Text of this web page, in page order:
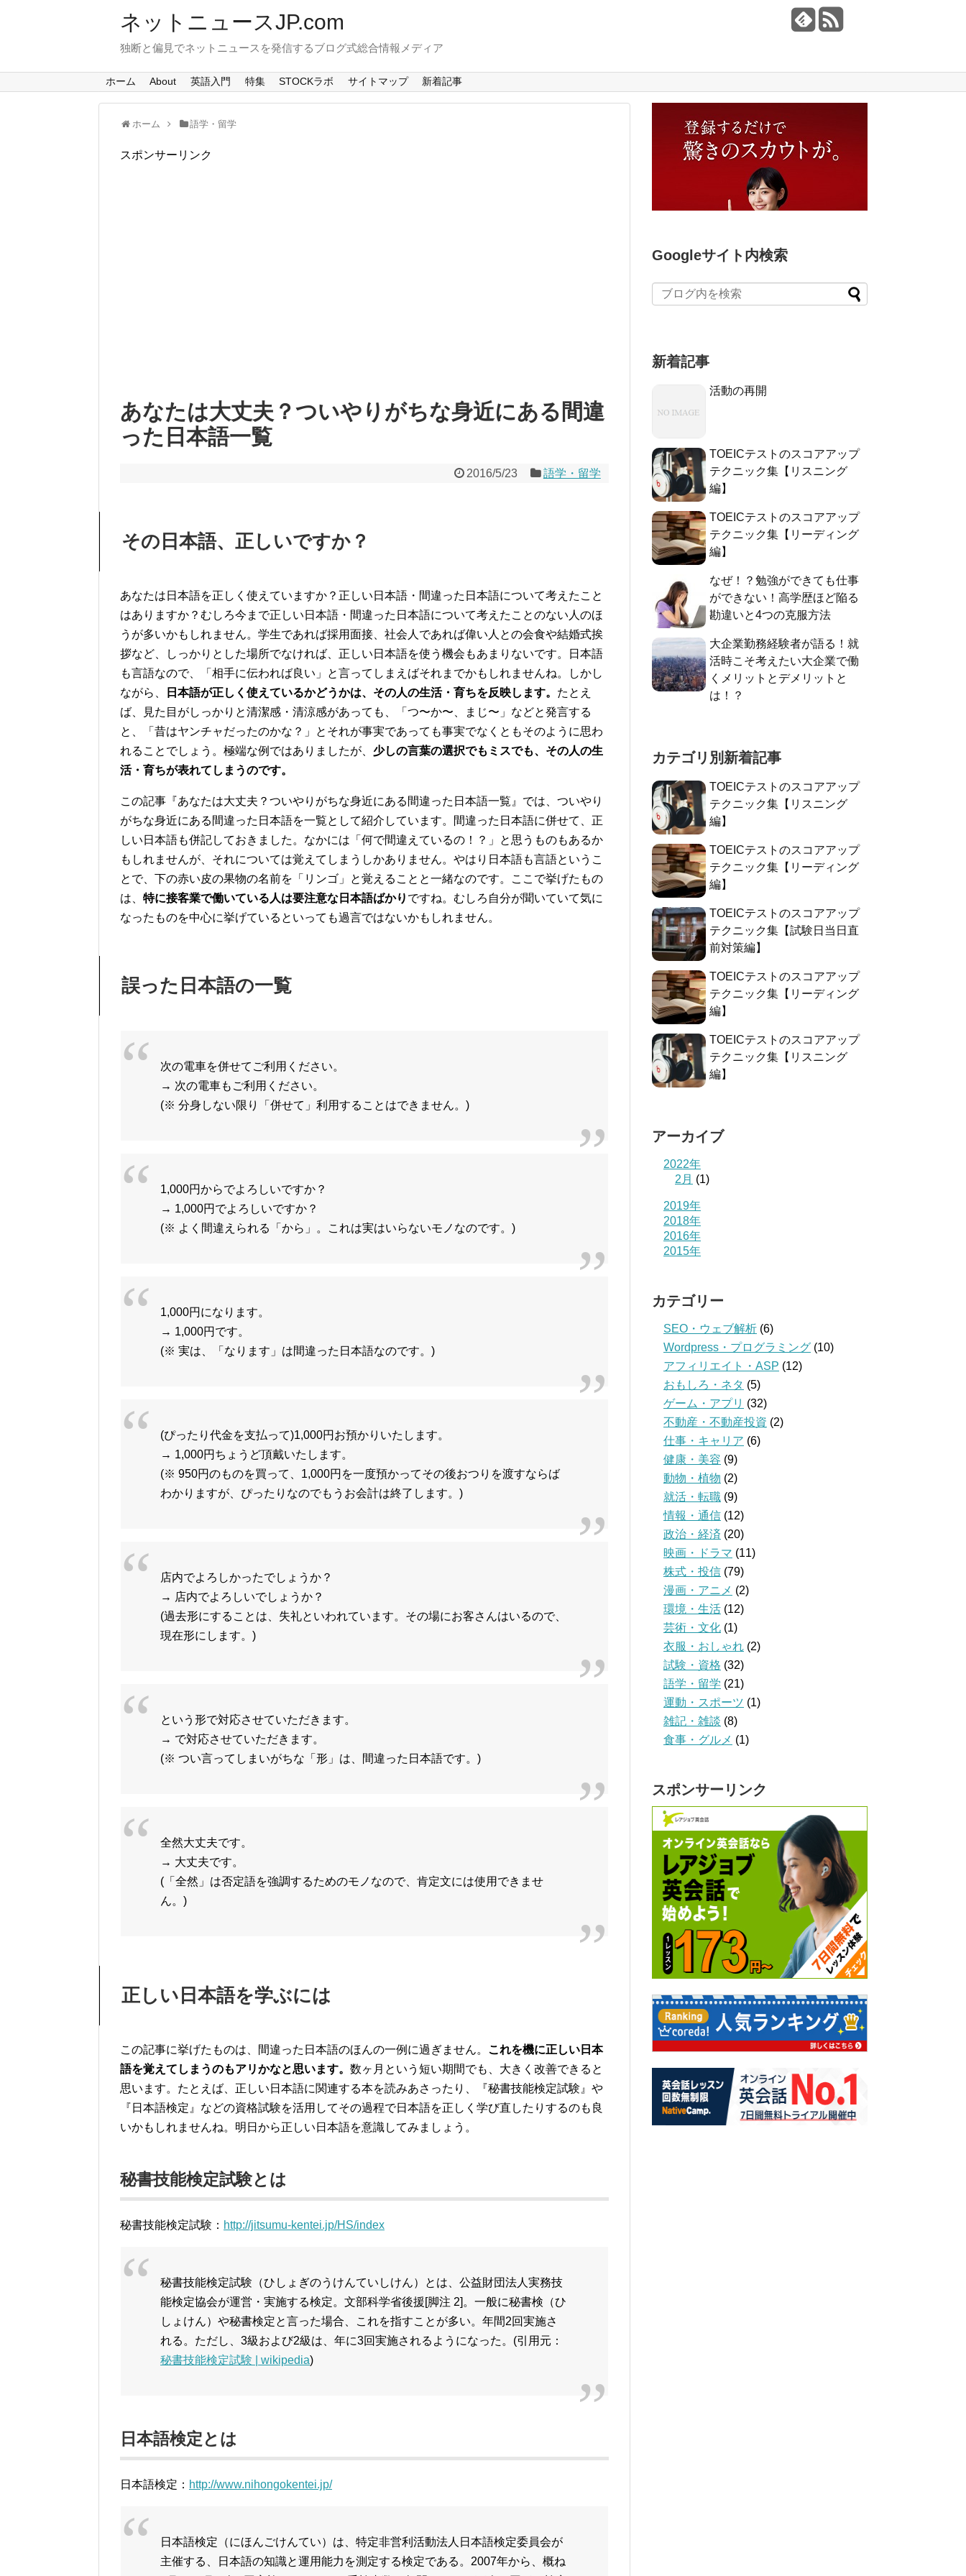
ネットニュースJP.com
独断と偏見でネットニュースを発信するブログ式総合情報メディア
ホーム About 英語入門 特集 STOCKラボ サイトマップ 新着記事
ホーム 語学・留学
スポンサーリンク
あなたは大丈夫？ついやりがちな身近にある間違
った日本語一覧
2016/5/23 語学・留学
その日本語、正しいですか？
あなたは日本語を正しく使えていますか？正しい日本語・間違った日本語について考えたこと
はありますか？むしろ今まで正しい日本語・間違った日本語について考えたことのない人のほ
うが多いかもしれません。学生であれば採用面接、社会人であれば偉い人との会食や結婚式挨
拶など、しっかりとした場所でなければ、正しい日本語を使う機会もあまりないです。日本語
も言語なので、「相手に伝われば良い」と言ってしまえばそれまでかもしれませんね。しかし
ながら、
日本語が正しく使えているかどうかは、その人の生活・育ちを反映します。 たとえ
ば、見た目がしっかりと清潔感・清涼感があっても、「つ〜か〜、まじ〜」などと発言する
と、「昔はヤンチャだったのかな？」とそれが事実であっても事実でなくともそのように思わ
れることでしょう。極端な例ではありましたが、 少しの言葉の選択でもミスでも、その人の生
活・育ちが表れてしまうのです。
この記事『あなたは大丈夫？ついやりがちな身近にある間違った日本語一覧』では、ついやり
がちな身近にある間違った日本語を一覧として紹介しています。間違った日本語に併せて、正
しい日本語も併記しておきました。なかには「何で間違えているの！？」と思うものもあるか
もしれませんが、それについては覚えてしまうしかありません。やはり日本語も言語というこ
とで、下の赤い皮の果物の名前を「リンゴ」と覚えることと一緒なのです。ここで挙げたもの
は、 特に接客業で働いている人は要注意な日本語ばかり ですね。むしろ自分が聞いていて気に
なったものを中心に挙げているといっても過言ではないかもしれません。
誤った日本語の一覧
次の電車を併せてご利用ください。
→ 次の電車もご利用ください。
(※ 分身しない限り「併せて」利用することはできません。)
1,000円からでよろしいですか？
→ 1,000円でよろしいですか？
(※ よく間違えられる「から」。これは実はいらないモノなのです。)
1,000円になります。
→ 1,000円です。
(※ 実は、「なります」は間違った日本語なのです。)
(ぴったり代金を支払って)1,000円お預かりいたします。
→ 1,000円ちょうど頂戴いたします。
(※ 950円のものを買って、1,000円を一度預かってその後おつりを渡すならば
わかりますが、ぴったりなのでもうお会計は終了します。)
店内でよろしかったでしょうか？
→ 店内でよろしいでしょうか？
(過去形にすることは、失礼といわれています。その場にお客さんはいるので、
現在形にします。)
という形で対応させていただきます。
→ で対応させていただきます。
(※ つい言ってしまいがちな「形」は、間違った日本語です。)
全然大丈夫です。
→ 大丈夫です。
(「全然」は否定語を強調するためのモノなので、肯定文には使用できませ
ん。)
正しい日本語を学ぶには
この記事に挙げたものは、間違った日本語のほんの一例に過ぎません。 これを機に正しい日本
語を覚えてしまうのもアリかなと思います。 数ヶ月という短い期間でも、大きく改善できると
思います。たとえば、正しい日本語に関連する本を読みあさったり、『秘書技能検定試験』や
『日本語検定』などの資格試験を活用してその過程で日本語を正しく学び直したりするのも良
いかもしれませんね。明日から正しい日本語を意識してみましょう。
秘書技能検定試験とは
秘書技能検定試験： http://jitsumu-kentei.jp/HS/index
秘書技能検定試験（ひしょぎのうけんていしけん）とは、公益財団法人実務技
能検定協会が運営・実施する検定。文部科学省後援[脚注 2]。一般に秘書検（ひ
しょけん）や秘書検定と言った場合、これを指すことが多い。年間2回実施さ
れる。ただし、3級および2級は、年に3回実施されるようになった。(引用元：
秘書技能検定試験 | wikipedia)
日本語検定とは
日本語検定： http://www.nihongokentei.jp/
日本語検定（にほんごけんてい）は、特定非営利活動法人日本語検定委員会が
主催する、日本語の知識と運用能力を測定する検定である。2007年から、概ね
Googleサイト内検索
新着記事
活動の再開
TOEICテストのスコアアップ
テクニック集【リスニング
編】
TOEICテストのスコアアップ
テクニック集【リーディング
編】
なぜ！？勉強ができても仕事
ができない！高学歴ほど陥る
勘違いと4つの克服方法
大企業勤務経験者が語る！就
活時こそ考えたい大企業で働
くメリットとデメリットと
は！？
カテゴリ別新着記事
TOEICテストのスコアアップ
テクニック集【リスニング
編】
TOEICテストのスコアアップ
テクニック集【リーディング
編】
TOEICテストのスコアアップ
テクニック集【試験日当日直
前対策編】
TOEICテストのスコアアップ
テクニック集【リーディング
編】
TOEICテストのスコアアップ
テクニック集【リスニング
編】
アーカイブ
2022年
2月 (1)
2019年
2018年
2016年
2015年
カテゴリー
SEO・ウェブ解析 (6)
Wordpress・プログラミング (10)
アフィリエイト・ASP (12)
おもしろ・ネタ (5)
ゲーム・アプリ (32)
不動産・不動産投資 (2)
仕事・キャリア (6)
健康・美容 (9)
動物・植物 (2)
就活・転職 (9)
情報・通信 (12)
政治・経済 (20)
映画・ドラマ (11)
株式・投信 (79)
漫画・アニメ (2)
環境・生活 (12)
芸術・文化 (1)
衣服・おしゃれ (2)
試験・資格 (32)
語学・留学 (21)
運動・スポーツ (1)
雑記・雑談 (8)
食事・グルメ (1)
スポンサーリンク